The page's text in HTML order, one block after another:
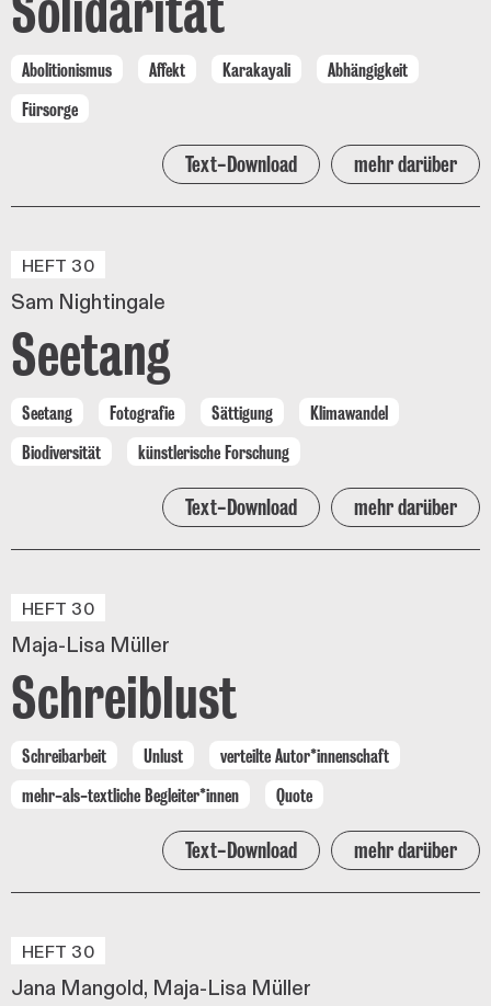
Abolitionismus Affekt Karakayali
Abhängigkeit
Fürsorge
Text-Download mehr darüber
HEFT 30
Sam Nightingale
Seetang
Seetang Fotografie Sättigung
Klimawandel
Biodiversität
künstlerische Forschung
Text-Download mehr darüber
HEFT 30
Maja-Lisa Müller
Schreiblust
Schreibarbeit Unlust
verteilte Autor*innenschaft
mehr-als-textliche Begleiter*innen
Quote
Text-Download mehr darüber
HEFT 30
Jana Mangold Maja-Lisa Müller